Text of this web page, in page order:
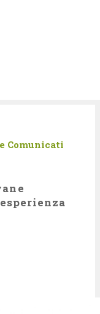
Comunicati